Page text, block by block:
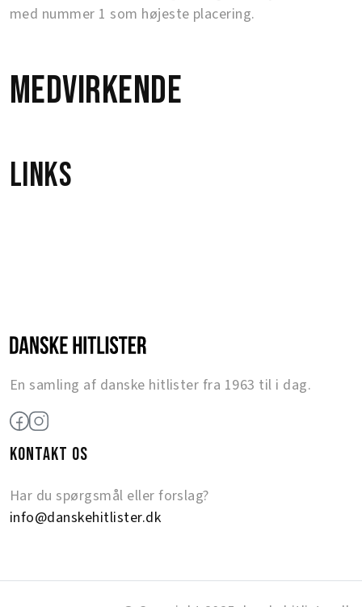
med nummer 1 som højeste placering.
Medvirkende
Links
En samling af danske hitlister fra 1963 til i dag.
KONTAKT OS
Har du spørgsmål eller forslag?
info@danskehitlister.dk